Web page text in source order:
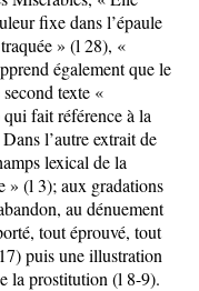
fixe dans l’épaule
» (l 28), «
également que le
texte «
fait référence à la
l’autre extrait de
lexical de la
» (l 3); aux gradations
au dénuement
tout éprouvé, tout
puis une illustration
la prostitution (l 8-9).